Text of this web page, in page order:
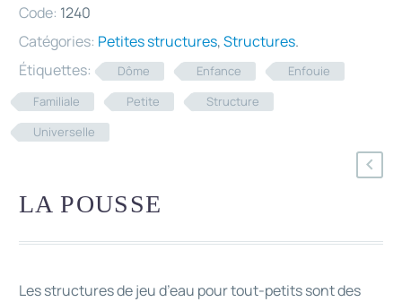
Code: 1240
Catégories: Petites structures,Structures.
Étiquettes:
Dôme Enfance
Enfouie
Familiale
Petite
Structure
Universelle
LA POUSSE
Les structures de jeu d’eau pour tout-petits sont des